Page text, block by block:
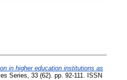
in higher education institutions as
Series, 33 (62). pp. 92-111. ISSN